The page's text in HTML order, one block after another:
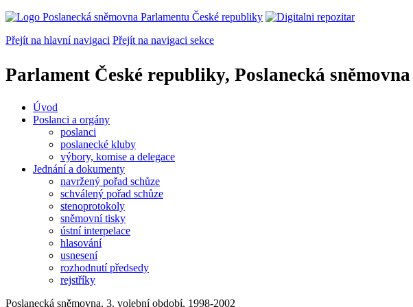
Přejít na hlavní navigaci Přejít na navigaci sekce
Parlament České republiky, Poslanecká sněmovna
Úvod
Poslanci a orgány
poslanci
poslanecké kluby
výbory, komise a delegace
Jednání a dokumenty
navržený pořad schůze
schválený pořad schůze
stenoprotokoly
sněmovní tisky
ústní interpelace
hlasování
usnesení
rozhodnutí předsedy
rejstříky
Poslanecká sněmovna, 3. volební období, 1998-2002